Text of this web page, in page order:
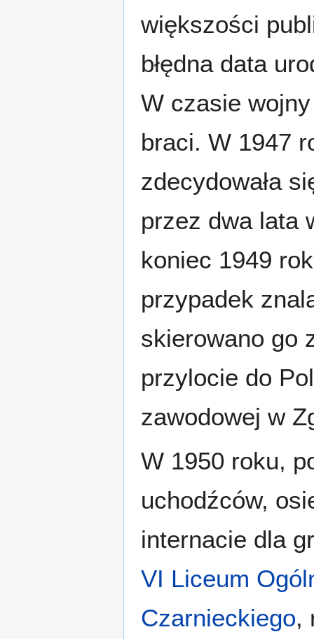
większości
błędna data
W czasie
braci. W 1947
zdecydowała
przez dwa lata
koniec 1949
przypadek
skierowano go
przylocie do
zawodowej w
W 1950 roku,
uchodźców,
internacie dla
VI Liceum
Czarnieckiego,